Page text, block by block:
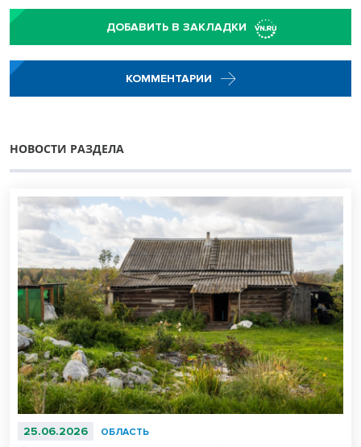
ДОБАВИТЬ В ЗАКЛАДКИ
КОММЕНТАРИИ
НОВОСТИ РАЗДЕЛА
25.06.2026 ОБЛАСТЬ